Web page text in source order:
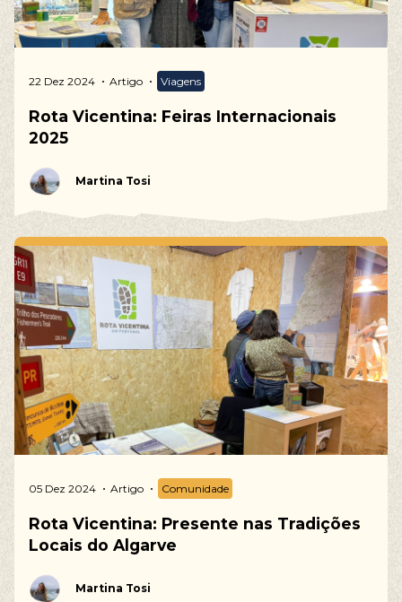
22 Dez 2024 Artigo Viagens
Rota Vicentina: Feiras Internacionais
2025
Martina Tosi
05 Dez 2024 Artigo Comunidade
Rota Vicentina: Presente nas Tradições
Locais do Algarve
Martina Tosi